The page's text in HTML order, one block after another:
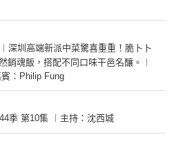
深圳高端新派中菜驚喜重重！脆卜卜
銷魂飯，搭配不同口味干邑名釀。︱
：Philip Fung
季 第10集 ︱主持：沈西城